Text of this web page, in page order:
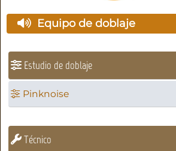
Equipo de doblaje
Estudio de doblaje
Pinknoise
Técnico